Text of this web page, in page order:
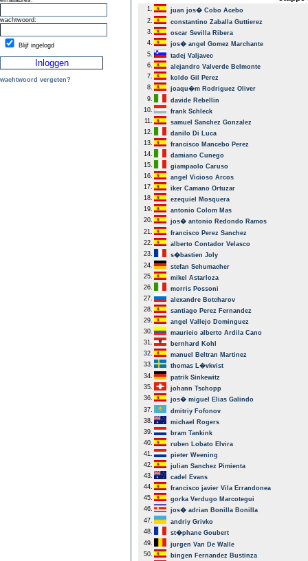
wachtwoord:
Blijf ingelogd
wachtwoord vergeten?
1.
juan jos� Cobo Acebo
2.
constantino Zaballa Guttierez
3.
oscar Sevilla Ribera
4.
jos� angel Gomez Marchante
5.
tadej Valjavec
6.
alejandro Valverde Belmonte
7.
koldo Gil Perez
8.
joaqu�m Rodriguez Oliver
9.
davide Rebellin
10.
frank Schleck
11.
samuel Sanchez Gonzalez
12.
danilo Di Luca
13.
francisco Mancebo Perez
14.
damiano Cunego
15.
giampaolo Caruso
16.
angel Vicioso Arcos
17.
iker Camano Ortuzar
18.
ezequiel Mosquera
19.
antonio Colom Mas
20.
jos� antonio Redondo Ramos
21.
francisco Perez Sanchez
22.
alberto Contador Velasco
23.
s�bastien Joly
24.
stefan Schumacher
25.
mikel Astarloza
26.
morris Possoni
27.
alexandre Botcharov
28.
santiago Perez Fernandez
29.
angel Vallejo Dominguez
30.
mauricio alberto Ardila Cano
31.
bernhard Kohl
32.
manuel Beltran Martinez
33.
thomas L�vkvist
34.
patrik Sinkewitz
35.
johann Tschopp
36.
jos� miguel Elias Galindo
37.
dmitriy Fofonov
38.
michael Rogers
39.
bram Tankink
40.
ruben Lobato Elvira
41.
pieter Weening
42.
julian Sanchez Pimienta
43.
cadel Evans
44.
francisco javier Vila Errandonea
45.
gorka Verdugo Marcotegui
46.
jos� adrian Bonilla Bonilla
47.
andriy Grivko
48.
st�phane Goubert
49.
jurgen Van De Walle
50.
bingen Fernandez Bustinza